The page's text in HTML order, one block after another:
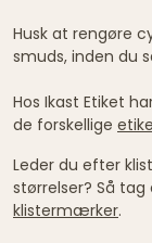
Husk at rengøre
smuds, inden
Hos Ikast Etiket
de forskellige
Leder du efter
størrelser? Så tag
klistermærker.